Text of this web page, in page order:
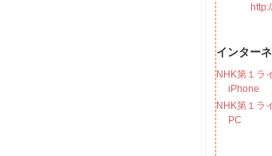
インター
NHK第１ラ
iPhone
NHK第１ラ
PC